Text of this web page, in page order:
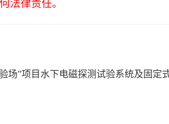
法律责任。
”项目水下电磁探测试验系统及固定式多物理场测试系统中标结果